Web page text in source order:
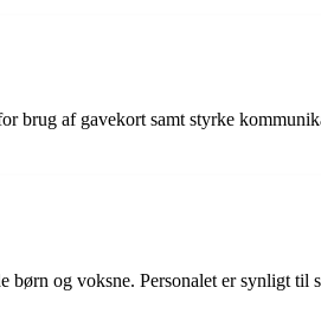
brug af gavekort samt styrke
og voksne. Personalet er synligt til